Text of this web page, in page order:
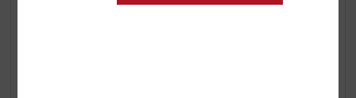
Juttertje Kruidenbitter